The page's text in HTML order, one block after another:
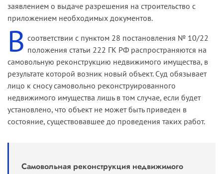
заявлением о выдаче разрешения на строительство с
приложением необходимых документов.
В соответствии с пунктом 28 постановления № 10/22
положения статьи 222 ГК РФ распространяются на
самовольную реконст­рукцию недвижимого имущества, в
результате которой возник новый объект. Суд обязывает
лицо к сносу самовольно реконст­руированного
недвижимого имущества лишь в том случае, если будет
установлено, что объект не может быть приведен в
состояние, существовавшее до проведения таких работ.
Самовольная реконструкция недвижимого